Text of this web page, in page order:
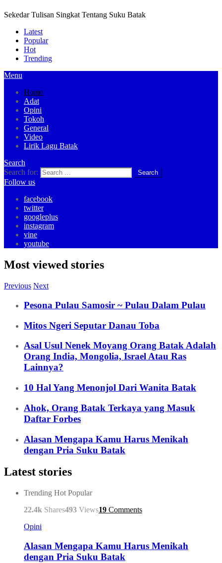
Sekedar Tulisan Singkat Tentang Suku Batak
Latest
Popular
Hot
Trending
Menu
Home
Adat
Opini
Tokoh
General
Video
Lirik Lagu Batak
Search
Search for:
Follow us
facebook
twitter
googleplus
instagram
vine
youtube
Most viewed stories
Previous Next
Pesona Pulau Samosir ~ Pulau Dalam Pulau
Mitos Ngeri Seputar Danau Toba
Asal Usul Nenek Moyang Orang Batak Adalah
Orang India, Mongolia, Israel Atau Ras
Lainnya?
10 Hal Yang Menonjol Dari Wanita Batak
Ahok, Orang Batak Terkaya yang Masuk
Daftar Forbes
Alasan Mengapa Kamu Harus Menikah
dengan Pria Suku Batak
Latest stories
Trending Hot Popular
22.4k Shares493 Views19 Comments
Opini
Alasan Mengapa Kamu Harus Menikah
dengan Pria Suku Batak